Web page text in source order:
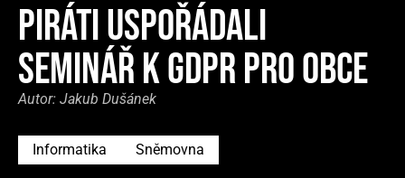
PIRÁTI USPOŘÁDALI
SEMINÁŘ K GDPR PRO OBCE
Autor: Jakub Dušánek
Informatika Sněmovna